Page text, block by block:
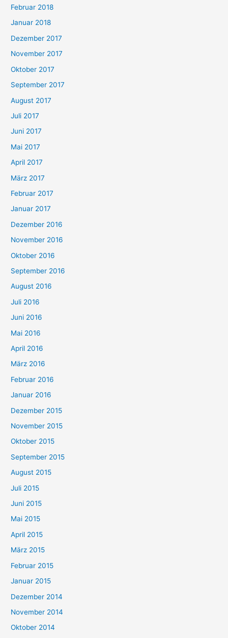
Februar 2018
Januar 2018
Dezember 2017
November 2017
Oktober 2017
September 2017
August 2017
Juli 2017
Juni 2017
Mai 2017
April 2017
März 2017
Februar 2017
Januar 2017
Dezember 2016
November 2016
Oktober 2016
September 2016
August 2016
Juli 2016
Juni 2016
Mai 2016
April 2016
März 2016
Februar 2016
Januar 2016
Dezember 2015
November 2015
Oktober 2015
September 2015
August 2015
Juli 2015
Juni 2015
Mai 2015
April 2015
März 2015
Februar 2015
Januar 2015
Dezember 2014
November 2014
Oktober 2014